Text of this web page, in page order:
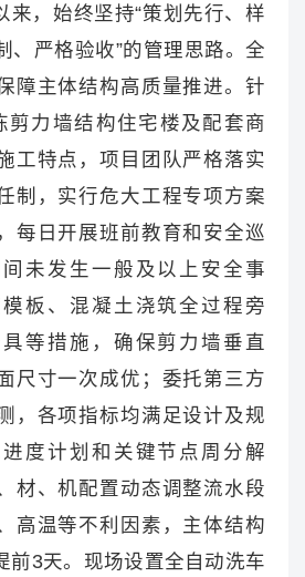
来，始终坚持“策划先行、样
、严格验收”的管理思路。全
障主体结构高质量推进。针
剪力墙结构住宅楼及配套商
工特点，项目团队严格落实
制，实行危大工程专项方案
每日开展班前教育和安全巡
未发生一般及以上安全事
板、混凝土浇筑全过程旁
等措施，确保剪力墙垂直
尺寸一次成优；委托第三方
，各项指标均满足设计及规
度计划和关键节点周分解
材、机配置动态调整流水段
高温等不利因素，主体结构
前3天。现场设置全自动洗车